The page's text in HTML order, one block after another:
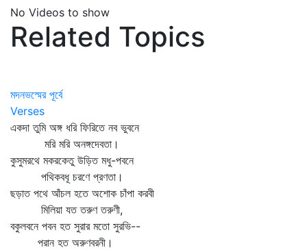
No Videos to show
Related Topics
মদনভস্মের পূর্বে
Verses
একদা তুমি অঙ্গ ধরি ফিরিতে নব ভুবনে
মরি মরি অনঙ্গদেবতা।
কুসুমরথে মকরকেতু উড়িত মধু-পবনে
পথিকবধূ চরণে প্রণতা।
ছড়াত পথে আঁচল হতে অশোক চাঁপা করবী
মিলিয়া যত তরুণ তরুণী,
বকুলবনে পবন হত সুরার মতো সুরভি--
পরান হত অরুণবরনী।